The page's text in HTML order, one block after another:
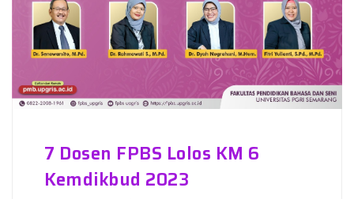
7 Dosen FPBS Lolos KM 6
Kemdikbud 2023